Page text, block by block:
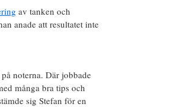
av tanken och
anade att resultatet inte
noterna. Där jobbade
många bra tips och
sig Stefan för en